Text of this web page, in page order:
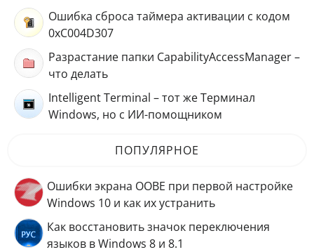
Ошибка сброса таймера активации с кодом
0xC004D307
Разрастание папки CapabilityAccessManager –
что делать
Intelligent Terminal – тот же Терминал
Windows, но с ИИ-помощником
ПОПУЛЯРНОЕ
Ошибки экрана OOBE при первой настройке
Windows 10 и как их устранить
Как восстановить значок переключения
языков в Windows 8 и 8.1